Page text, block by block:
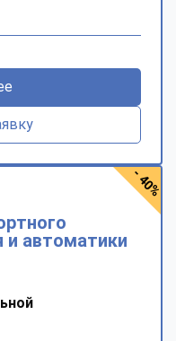
и автоматики
- 40%